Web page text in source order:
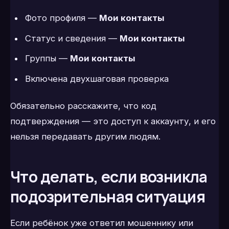
Фото профиля — Мои контакты
Статус и сведения — Мои контакты
Группы — Мои контакты
Включена двухшаговая проверка
Обязательно расскажите, что код
подтверждения — это доступ к аккаунту, и его
нельзя передавать другим людям.
Что делать, если возникла
подозрительная ситуация
Если ребёнок уже ответил мошеннику или